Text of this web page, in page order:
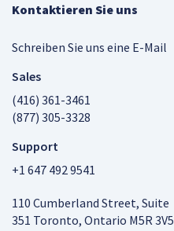
Kontaktieren Sie uns
Schreiben Sie uns eine E-Mail
Sales
(416) 361-3461
(877) 305-3328
Support
+1 647 492 9541
110 Cumberland Street, Suite
351 Toronto, Ontario M5R 3V5